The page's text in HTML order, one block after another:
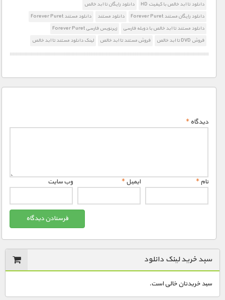
دانلود تا ابد خالص با کیفیت HD
دانلود رایگان تا ابد خالص
دانلود رایگان مستند Forever Puret
دانلود مستند
دانلود مستند Forever Puret
دانلود مستند تا ابد خالص با دوبله فارسی
زیرنویس فارسی Forever Puret
فروش DVD تا ابد خالص
فروش مستند تا ابد خالص لینک دانلود مستند تا ابد خالص
دیدگاه*
نام* ایمیل* وب‌ سایت
سبد خرید لینک دانلود
سبد خریدتان خالی است.